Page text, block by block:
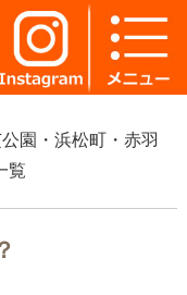
園・浜松町・赤羽
覧